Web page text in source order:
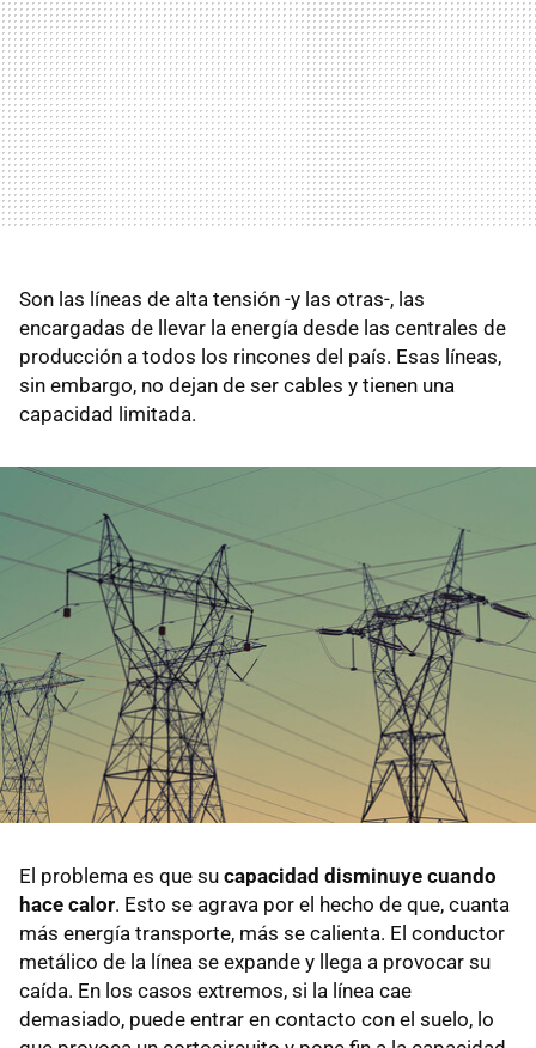
Son las líneas de alta tensión -y las otras-, las
encargadas de llevar la energía desde las centrales de
producción a todos los rincones del país. Esas líneas,
sin embargo, no dejan de ser cables y tienen una
capacidad limitada.
El problema es que su capacidad disminuye cuando
hace calor. Esto se agrava por el hecho de que, cuanta
más energía transporte, más se calienta. El conductor
metálico de la línea se expande y llega a provocar su
caída. En los casos extremos, si la línea cae
demasiado, puede entrar en contacto con el suelo, lo